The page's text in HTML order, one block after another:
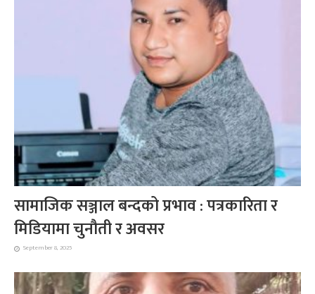
सामाजिक सञ्जाल बन्दको प्रभाव : पत्रकारिता र
मिडियामा चुनौती र अवसर
September 8, 2025